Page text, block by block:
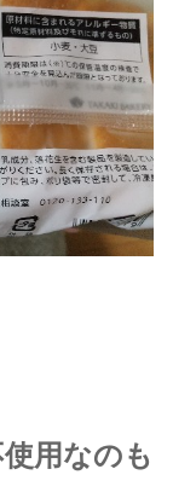
用なのも